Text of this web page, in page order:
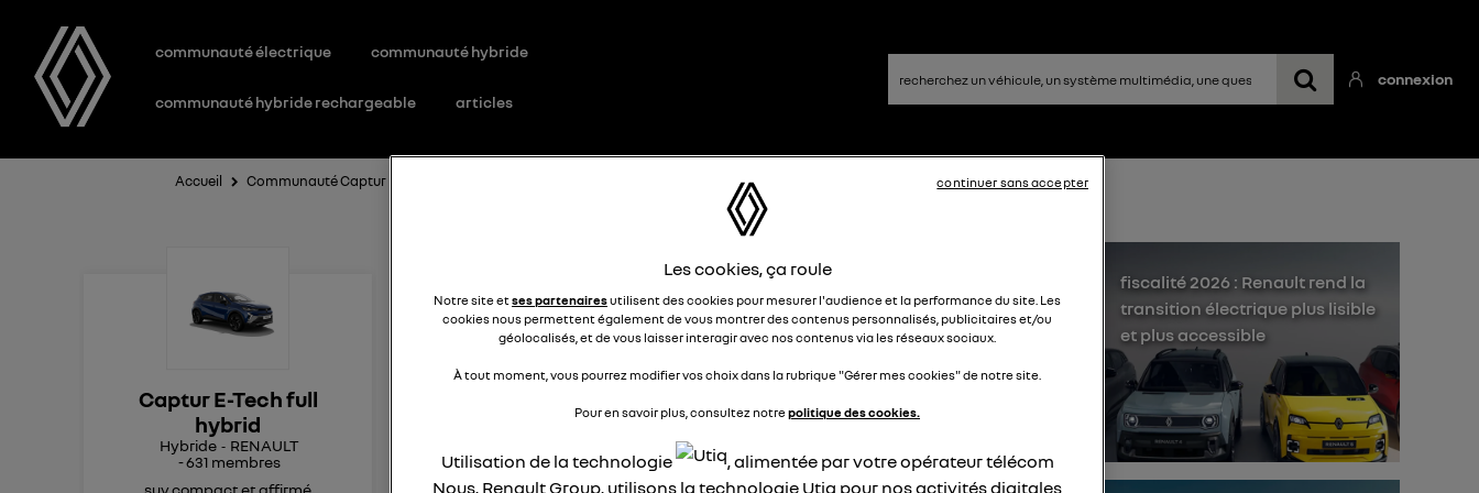
communauté électrique communauté hybride
communauté hybride rechargeable articles
connexion
Accueil Communauté Captur E-Tech full hybrid
Captur E-Tech full
hybrid
Hybride
RENAULT
-631 membres
suv compact et affirmé
Renault captur panne systeme elec à
contrler
Le21 février 2024à11:16
Avez vous déjà eu ce problème :
La voiture ne veut pas démarrer et affiche "système elec à
fiscalité 2026 : Renault rend la
transition électrique plus lisible
et plus accessible
Les cookies, ça roule
Notre site etses partenairesutilisent des cookies pour mesurer l'audience et la performance du site. Les
cookies nous permettent également de vous montrer des contenus personnalisés, publicitaires et/ou
géolocalisés, et de vous laisser interagir avec nos contenus via les réseaux sociaux.
À tout moment, vous pourrez modifier vos choix dans la rubrique "Gérer mes cookies" de notre site.
Pour en savoir plus, consultez notrepolitique des cookies.
Utilisation de la technologie
, alimentée par votre opérateur télécom
Nous, Renault Group, utilisons la technologie Utiq pour nos activités digitales
continuer sans accepter